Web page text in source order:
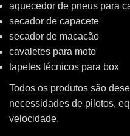
aquecedor de pneus para
secador de capacete
secador de macacão
cavaletes para moto
tapetes técnicos para box
Todos os produtos são
necessidades de pilotos,
velocidade.